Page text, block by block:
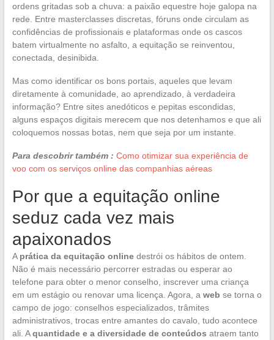
ordens gritadas sob a chuva: a paixão equestre hoje galopa na
rede. Entre masterclasses discretas, fóruns onde circulam as
confidências de profissionais e plataformas onde os cascos
batem virtualmente no asfalto, a equitação se reinventou,
conectada, desinibida.
Mas como identificar os bons portais, aqueles que levam
diretamente à comunidade, ao aprendizado, à verdadeira
informação? Entre sites anedóticos e pepitas escondidas,
alguns espaços digitais merecem que nos detenhamos e que ali
coloquemos nossas botas, nem que seja por um instante.
Para descobrir também : Como otimizar sua experiência de
voo com os serviços online das companhias aéreas
Por que a equitação online
seduz cada vez mais
apaixonados
A prática da equitação onlinedestrói os hábitos de ontem.
Não é mais necessário percorrer estradas ou esperar ao
telefone para obter o menor conselho, inscrever uma criança
em um estágio ou renovar uma licença. Agora, a web se torna o
campo de jogo: conselhos especializados, trâmites
administrativos, trocas entre amantes do cavalo, tudo acontece
ali. Aquantidade e a diversidade de conteúdos atraem tanto